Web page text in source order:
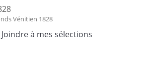
Vénitien 1828
Joindre à mes sélections